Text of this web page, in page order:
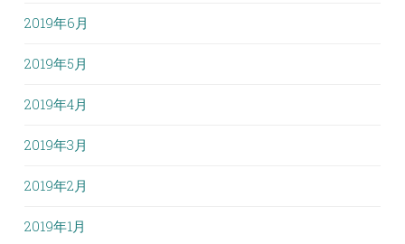
2019年6月
2019年5月
2019年4月
2019年3月
2019年2月
2019年1月